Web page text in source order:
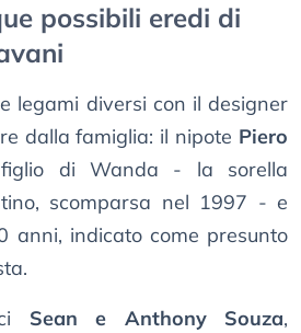
possibili eredi di
legami diversi con il designer
dalla famiglia: il nipote Piero
di Wanda - la sorella
scomparsa nel 1997 - e
anni, indicato come presunto
Sean e Anthony Souza,